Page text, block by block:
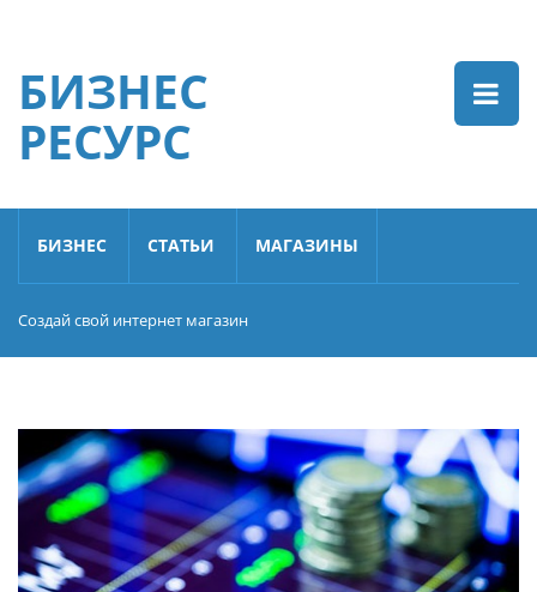
БИЗНЕС
РЕСУРС
БИЗНЕС СТАТЬИ МАГАЗИНЫ
Создай свой интернет магазин